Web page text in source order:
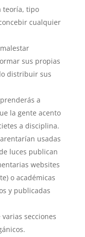
teoría, tipo
cualquier
sus propias
distribuir sus
a
la gente acento
a disciplina.
usadas
luces publican
websites
o académicas
y publicadas
secciones